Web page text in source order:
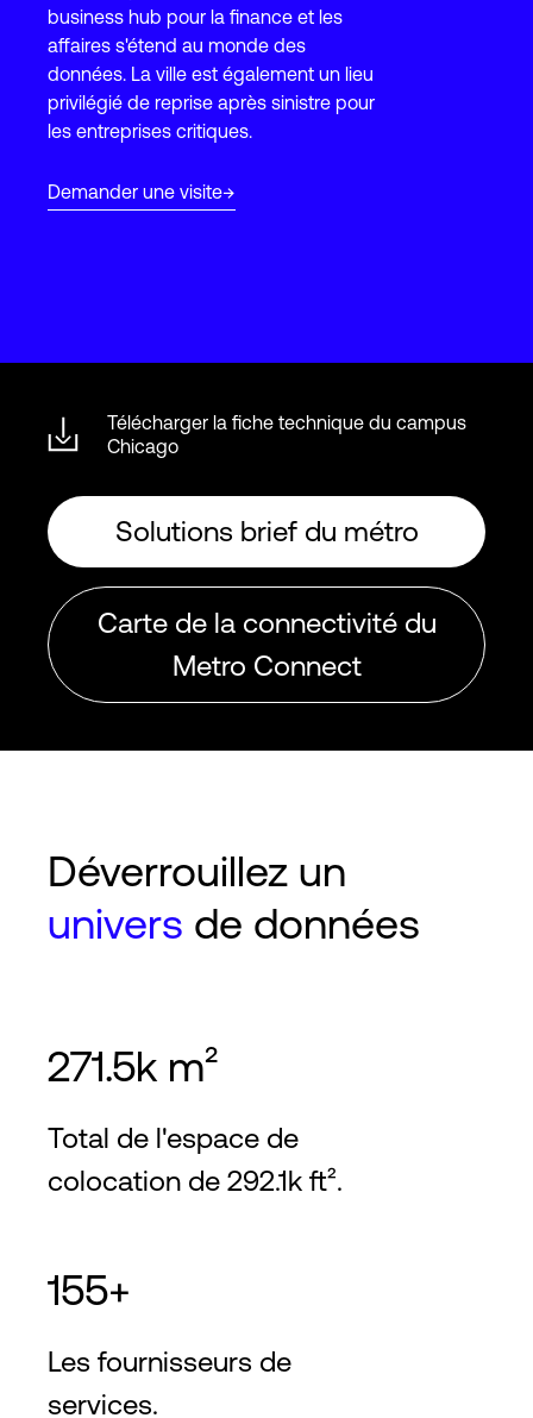
Connexion
business hub pour la finance et les
affaires s'étend au monde des
données. La ville est également un lieu
privilégié de reprise après sinistre pour
les entreprises critiques.
Demander une visite
Télécharger la fiche technique du campus
Chicago
Solutions brief du métro
Carte de la connectivité du
Metro Connect
Déverrouillez un
univers de données
271.5k m²
Total de l'espace de
colocation de 292.1k ft².
155+
Les fournisseurs de
services.